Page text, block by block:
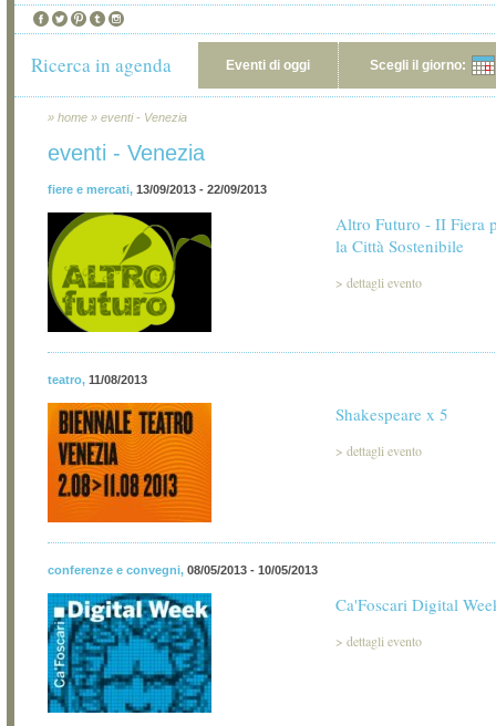
Ricerca in agenda Eventi di oggi Scegli il giorno:
» home » eventi - Venezia
eventi - Venezia
fiere e mercati, 13/09/2013 - 22/09/2013
Altro Futuro - II Fiera
la Città Sostenibile
> dettagli evento
teatro, 11/08/2013
Shakespeare x 5
> dettagli evento
conferenze e convegni, 08/05/2013 - 10/05/2013
Ca'Foscari Digital
> dettagli evento